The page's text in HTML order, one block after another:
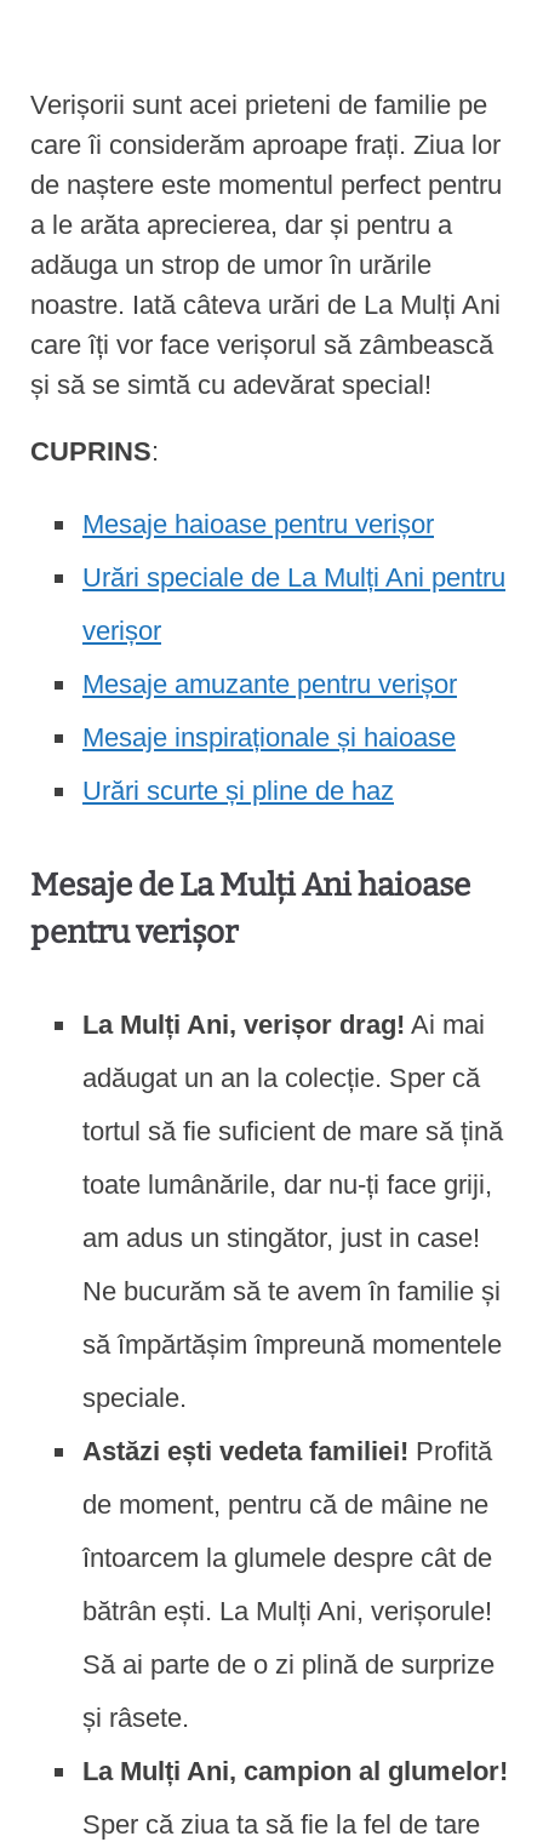
Verișorii sunt acei prieteni de familie pe
care îi considerăm aproape frați. Ziua lor
de naștere este momentul perfect pentru
a le arăta aprecierea, dar și pentru a
adăuga un strop de umor în urările
noastre. Iată câteva urări de La Mulți Ani
care îți vor face verișorul să zâmbească
și să se simtă cu adevărat special!
CUPRINS:
Mesaje haioase pentru verișor
Urări speciale de La Mulți Ani pentru
verișor
Mesaje amuzante pentru verișor
Mesaje inspiraționale și haioase
Urări scurte și pline de haz
Mesaje de La Mulți Ani haioase
pentru verișor
La Mulți Ani, verișor drag! Ai mai
adăugat un an la colecție. Sper că
tortul să fie suficient de mare să țină
toate lumânările, dar nu-ți face griji,
am adus un stingător, just in case!
Ne bucurăm să te avem în familie și
să împărtășim împreună momentele
speciale.
Astăzi ești vedeta familiei! Profită
de moment, pentru că de mâine ne
întoarcem la glumele despre cât de
bătrân ești. La Mulți Ani, verișorule!
Să ai parte de o zi plină de surprize
și râsete.
La Mulți Ani, campion al glumelor!
Sper că ziua ta să fie la fel de tare